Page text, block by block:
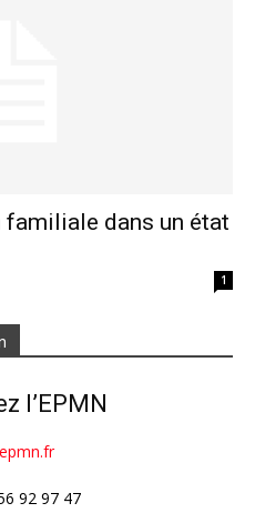
dans un état
1
l’EPMN
92 97 47